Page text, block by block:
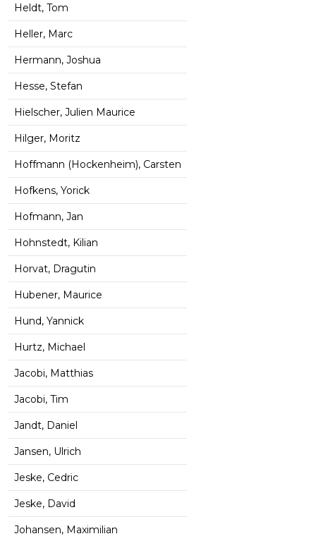
Heldt, Tom
Heller, Marc
Hermann, Joshua
Hesse, Stefan
Hielscher, Julien Maurice
Hilger, Moritz
Hoffmann (Hockenheim), Carsten
Hofkens, Yorick
Hofmann, Jan
Hohnstedt, Kilian
Horvat, Dragutin
Hubener, Maurice
Hund, Yannick
Hurtz, Michael
Jacobi, Matthias
Jacobi, Tim
Jandt, Daniel
Jansen, Ulrich
Jeske, Cedric
Jeske, David
Johansen, Maximilian